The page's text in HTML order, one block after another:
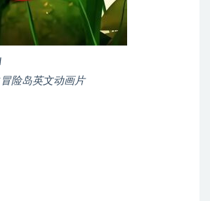
险岛英文动画片